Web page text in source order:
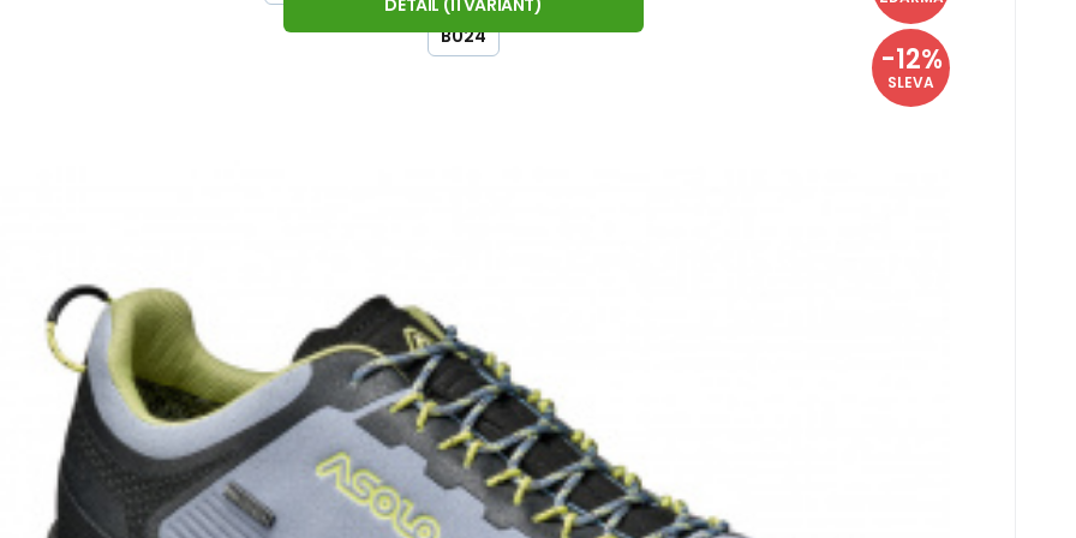
-12%
SLEVA
B024
DETAIL (11VARIANT)
či ferratové boty s membránou GORE-TEX® a koženým svrškem. Získáš s nimi jistotu v náročném